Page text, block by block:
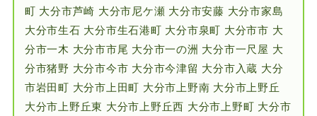
町 大分市芦崎 大分市尼ケ瀬 大分市安藤 大分市家島
大分市生石 大分市生石港町 大分市泉町 大分市市 大
分市一木 大分市市尾 大分市一の洲 大分市一尺屋 大
分市猪野 大分市今市 大分市今津留 大分市入蔵 大分
市岩田町 大分市上田町 大分市上野南 大分市上野丘
大分市上野丘東 大分市上野丘西 大分市上野町 大分市